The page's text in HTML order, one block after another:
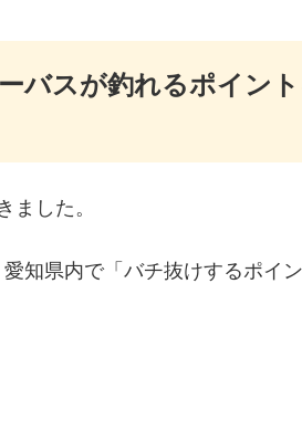
バスが釣れるポイン
ました。
知県内で「バチ抜けするポイ